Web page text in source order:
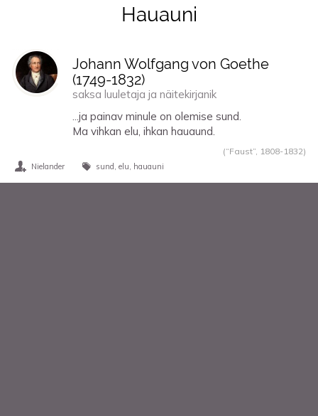
Tsitaadid teemalhauauni
Hauauni
Johann Wolfgang von Goethe
(1749-1832)
saksa luuletaja ja näitekirjanik
...ja painav minule on olemise sund.
Ma vihkan elu, ihkan hauaund.
(“Faust”, 1808- 1832)
Nielander sund elu hauauni